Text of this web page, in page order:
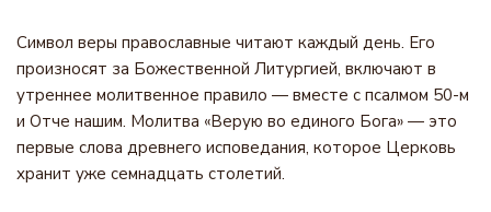
Символ веры православные читают каждый день. Его
произносят за Божественной Литургией, включают в
утреннее молитвенное правило — вместе с псалмом 50-м
и Отче нашим. Молитва «Верую во единого Бога» — это
первые слова древнего исповедания, которое Церковь
хранит уже семнадцать столетий.